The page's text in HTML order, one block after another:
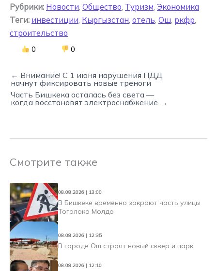
Рубрики: Новости, Общество, Туризм, Экономика
Теги: инвестиции, Кыргызстан, отель, Ош, ркфр,
строительство
0 0
← Внимание! С 1 июня нарушения ПДД
начнут фиксировать новые треноги
Часть Бишкека осталась без света —
когда восстановят электроснабжение →
Смотрите также
08.08.2026 | 13:00
В Бишкеке временно закроют часть улицы
Тоголока Молдо
08.08.2026 | 12:35
В городе Ош строят новый сквер и парк
08.08.2026 | 12:10